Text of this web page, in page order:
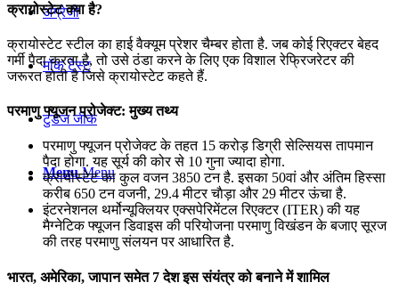
अंग्रेजी
मॉक टेस्ट
टुडेज जीके
Menu Menu
क्रायोस्टेट क्या है?
क्रायोस्टेट स्टील का हाई वैक्यूम प्रेशर चैम्बर होता है. जब कोई रिएक्टर बेहद
गर्मी पैदा करता है, तो उसे ठंडा करने के लिए एक विशाल रेफ्रिजरेटर की
जरूरत होती है जिसे क्रायोस्टेट कहते हैं.
परमाणु फ्यूजन प्रोजेक्ट: मुख्य तथ्य
परमाणु फ्यूजन प्रोजेक्ट के तहत 15 करोड़ डिग्री सेल्सियस तापमान
पैदा होगा. यह सूर्य की कोर से 10 गुना ज्यादा होगा.
क्रायाेस्टेट का कुल वजन 3850 टन है. इसका 50वां और अंतिम हिस्सा
करीब 650 टन वजनी, 29.4 मीटर चाैड़ा और 29 मीटर ऊंचा है.
इंटरनेशनल थर्मोन्यूक्लियर एक्सपेरिमेंटल रिएक्टर (ITER) की यह
मैग्नेटिक फ्यूजन डिवाइस की परियोजना परमाणु विखंडन के बजाए सूरज
की तरह परमाणु संलयन पर आधारित है.
भारत, अमेरिका, जापान समेत 7 देश इस संयंत्र को बनाने में शामिल